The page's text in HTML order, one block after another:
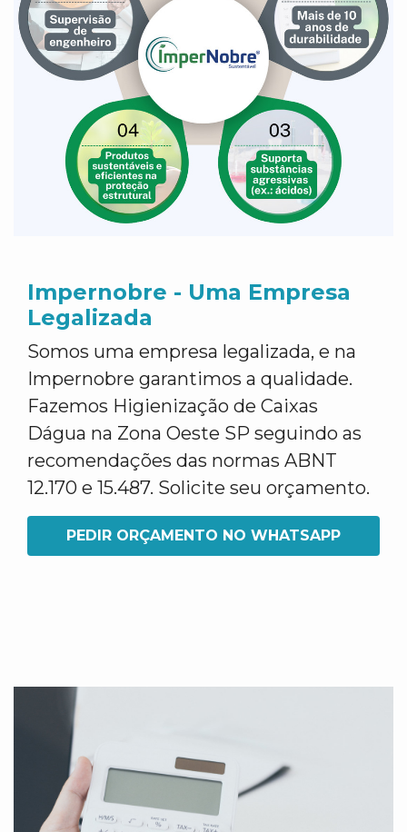
Impernobre - Uma Empresa
Legalizada
Somos uma empresa legalizada, e na
Impernobre garantimos a qualidade.
Fazemos Higienização de Caixas
Dágua na Zona Oeste SP seguindo as
recomendações das normas ABNT
12.170 e 15.487. Solicite seu orçamento.
PEDIR ORÇAMENTO NO WHATSAPP